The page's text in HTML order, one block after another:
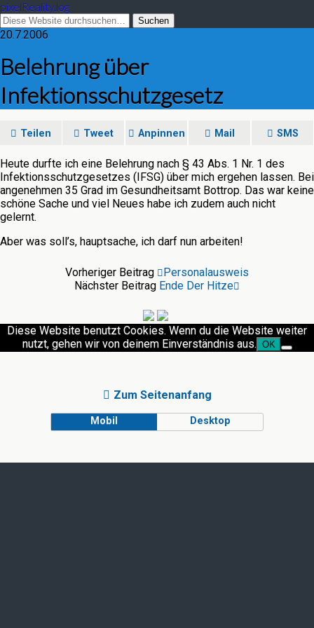
pixelReality.log
20.7.2006
Belehrung über
Infektionsschutzgesetz
Teilen Tweet Anpinnen Mail SMS
Heute durfte ich eine Belehrung nach § 43 Abs. 1 Nr. 1 des
Infektionsschutzgesetzes (IFSG) über mich ergehen lassen. Bei
angenehmen 35 Grad im Gesundheitsamt Bottrop. Das war keine
schöne Sache und viel Neues habe ich zudem auch nicht
gelernt.
Aber was soll’s, hauptsache, ich darf nun arbeiten!
Vorheriger Beitrag
Personalausweis
Nächster Beitrag Ende Der Hitze
Diese Website benutzt Cookies. Wenn du die Website weiter
nutzt, gehen wir von deinem Einverständnis aus. OK
Zum Seitenanfang
Mobil Desktop